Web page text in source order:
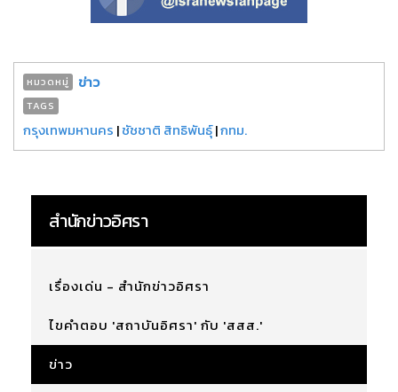
หมวดหมู่ ข่าว
TAGS
กรุงเทพมหานคร |ชัชชาติ สิทธิพันธุ์|กทม.
สำนักข่าวอิศรา
เรื่องเด่น - สำนักข่าวอิศรา
ไขคำตอบ 'สถาบันอิศรา' กับ 'สสส.'
ข่าว